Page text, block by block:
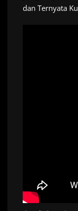
dan Ternyata